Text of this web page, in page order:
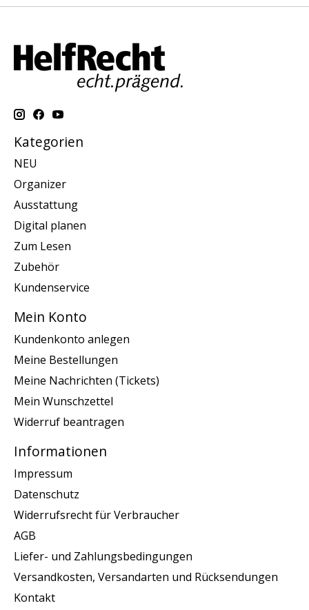
Kategorien
NEU
Organizer
Ausstattung
Digital planen
Zum Lesen
Zubehör
Kundenservice
Mein Konto
Kundenkonto anlegen
Meine Bestellungen
Meine Nachrichten (Tickets)
Mein Wunschzettel
Widerruf beantragen
Informationen
Impressum
Datenschutz
Widerrufsrecht für Verbraucher
AGB
Liefer- und Zahlungsbedingungen
Versandkosten, Versandarten und Rücksendungen
Kontakt